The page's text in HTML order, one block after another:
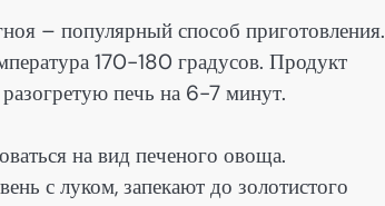
– популярный способ приготовления.
170-180 градусов. Продукт
печь на 6-7 минут.
на вид печеного овоща.
с луком, запекают до золотистого